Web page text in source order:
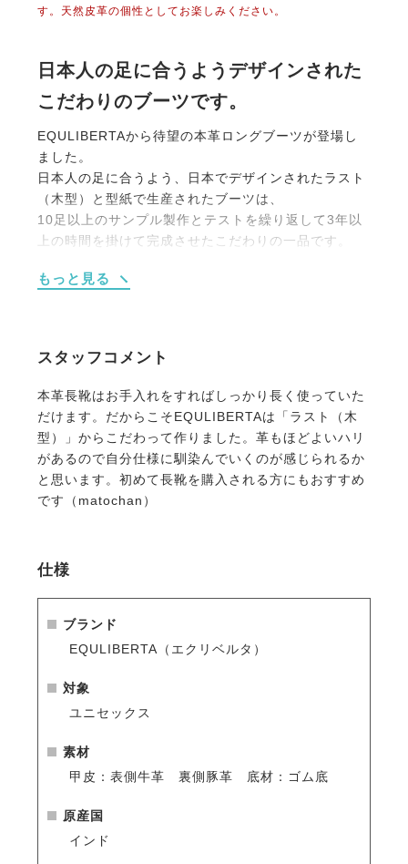
す。天然皮革の個性としてお楽しみください。
日本人の足に合うようデザインされた
こだわりのブーツです。
EQULIBERTAから待望の本革ロングブーツが登場し
ました。
日本人の足に合うよう、日本でデザインされたラスト
（木型）と型紙で生産されたブーツは、
10足以上のサンプル製作とテストを繰り返して3年以
上の時間を掛けて完成させたこだわりの一品です。
・いつまでも履けるデザイン
に仕上がりました。
・丈夫で使うほどに馴染む本革
外側は柔らかい質感ながら丈夫でしなりがある牛革、
内側はソフトで吸い付くようにフィットする肌触りの
良い豚革です。
ファスナーに沿って伸縮素材が入っているので、適度
なフィット感を得られます。
日本人でも履きやすい低めの筒丈で動きやすいです。
スリップソール。
日本人でも履きやすい低めの筒丈ながらデザインを工
夫することで足が長く見えます。
ブにすることで、足が細く長く見えます。
またヒールも若干高めになっています。
・タウンユースにもおすすめ
もっと見る
スタッフコメント
本革長靴はお手入れをすればしっかり長く使っていた
だけます。だからこそEQULIBERTAは「ラスト（木
型）」からこだわって作りました。革もほどよいハリ
があるので自分仕様に馴染んでいくのが感じられるか
と思います。初めて長靴を購入される方にもおすすめ
です（matochan）
仕様
ブランド
EQULIBERTA（エクリベルタ）
対象
ユニセックス
素材
甲皮：表側牛革 裏側豚革 底材：ゴム底
原産国
インド